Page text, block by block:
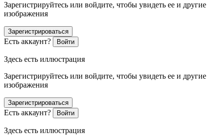
Зарегистрируйтесь или войдите, чтобы увидеть ее и другие
изображения
Зарегистрироваться
Есть аккаунт? Войти
Здесь есть иллюстрация
Зарегистрируйтесь или войдите, чтобы увидеть ее и другие
изображения
Зарегистрироваться
Есть аккаунт? Войти
Здесь есть иллюстрация